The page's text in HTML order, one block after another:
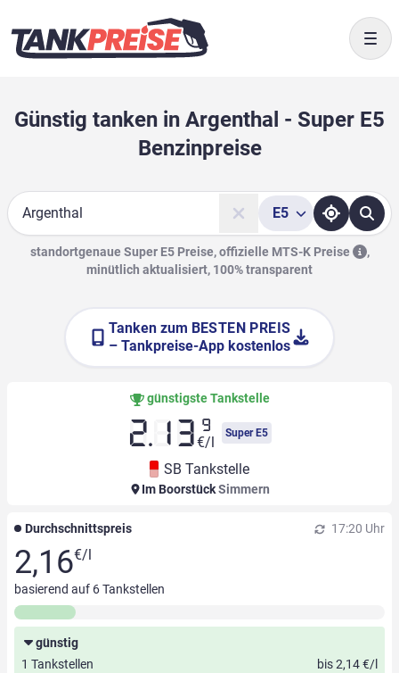
Günstig tanken in Argenthal - Super E5
Benzinpreise
Suche
E5
standortgenaue Super E5 Preise, offizielle MTS-K Preise
,
minütlich aktualisiert, 100% transparent
Tanken zum BESTEN PREIS
– Tankpreise-App kostenlos
günstigste Tankstelle
2.13 9
€/l
Super E5
SB Tankstelle
Im BoorstückSimmern
Durchschnittspreis 17:20 Uhr
2,16€/l
basierend auf 6Tankstellen
günstig
1 Tankstellen
bis 2,14 €/l